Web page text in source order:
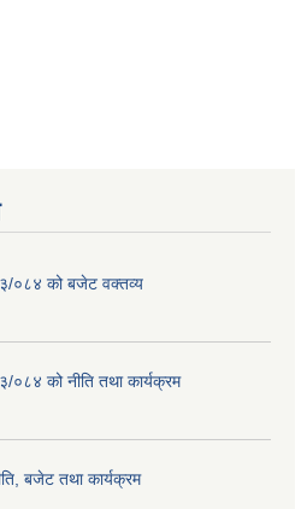
०८४ को बजेट वक्तव्य
०८४ को नीति तथा कार्यक्रम
बजेट तथा कार्यक्रम